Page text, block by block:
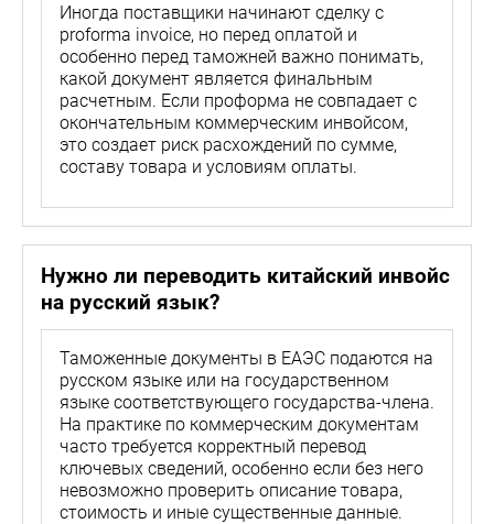
Иногда поставщики начинают сделку с
proforma invoice, но перед оплатой и
особенно перед таможней важно понимать,
какой документ является финальным
расчетным. Если проформа не совпадает с
окончательным коммерческим инвойсом,
это создает риск расхождений по сумме,
составу товара и условиям оплаты.
Нужно ли переводить китайский инвойс
на русский язык?
Таможенные документы в ЕАЭС подаются на
русском языке или на государственном
языке соответствующего государства-члена.
На практике по коммерческим документам
часто требуется корректный перевод
ключевых сведений, особенно если без него
невозможно проверить описание товара,
стоимость и иные существенные данные.